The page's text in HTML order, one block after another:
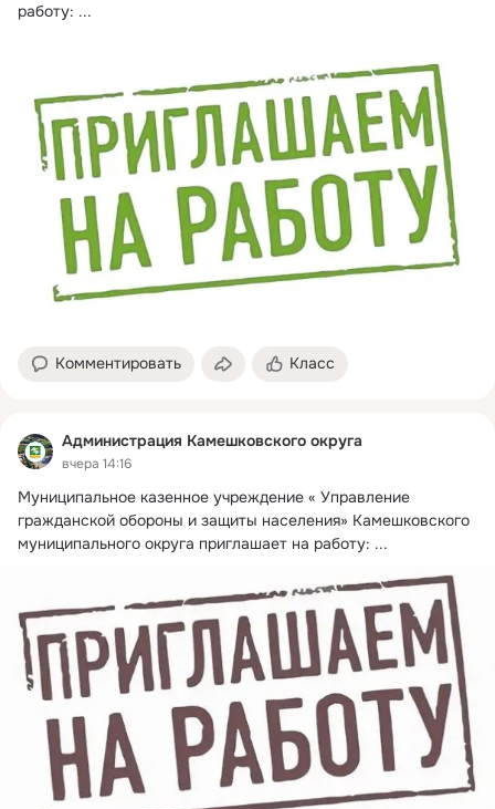
работу: ...
Комментировать Класс
Администрация Камешковского округа
вчера 14:16
Муниципальное казенное учреждение « Управление
гражданской обороны и защиты населения» Камешковского
муниципального округа приглашает на работу: ...